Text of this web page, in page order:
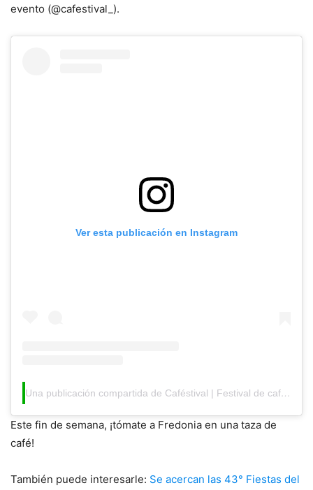
evento (@cafestival_).
Ver esta publicación en Instagram
Una publicación compartida de Caféstival | Festival de café (@cafestival_)
Este fin de semana, ¡tómate a Fredonia en una taza de
café!
También puede interesarle: Se acercan las 43° Fiestas del